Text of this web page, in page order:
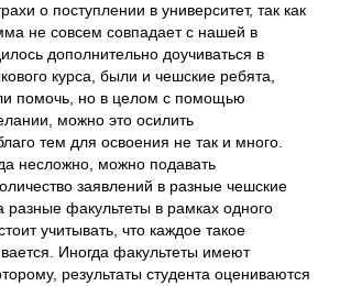
о поступлении в университет, так как
не совсем совпадает с нашей в
дополнительно доучиваться в
курса, были и чешские ребята,
помочь, но в целом с помощью
можно это осилить
тем для освоения не так и много.
несложно, можно подавать
заявлений в разные чешские
разные факультеты в рамках одного
учитывать, что каждое такое
Иногда факультеты имеют
результаты студента оцениваются